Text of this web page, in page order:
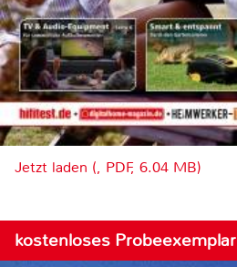
Jetzt laden (, PDF, 6.04 MB)
kostenloses Probeexemplar